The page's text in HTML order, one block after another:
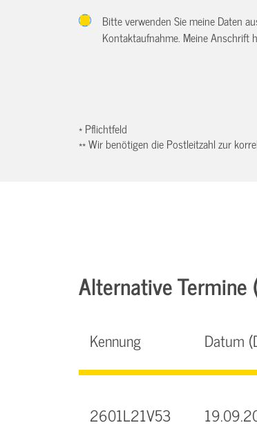
Bitte verwenden Sie meine Daten
Kontaktaufnahme. Meine Anschrift
* Pflichtfeld
** Wir benötigen die Postleitzahl zur
Alternative Termine
Kennung Datum
2601L21V53